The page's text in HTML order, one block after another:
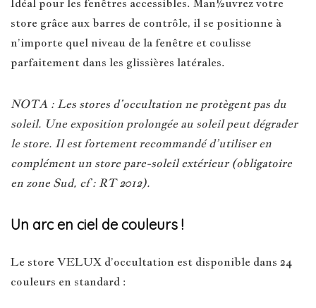
Idéal pour les fenêtres accessibles. Man½uvrez votre
store grâce aux barres de contrôle, il se positionne à
n’importe quel niveau de la fenêtre et coulisse
parfaitement dans les glissières latérales.
NOTA : Les stores d’occultation ne protègent pas du
soleil. Une exposition prolongée au soleil peut dégrader
le store. Il est fortement recommandé d’utiliser en
complément un store pare-soleil extérieur (obligatoire
en zone Sud, cf : RT 2012).
Un arc en ciel de couleurs !
Le store VELUX d’occultation est disponible dans 24
couleurs en standard :